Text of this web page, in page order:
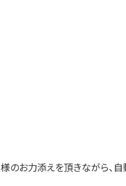
お力添えを頂きながら